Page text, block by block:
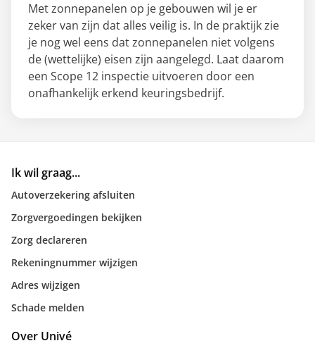
Met zonnepanelen op je gebouwen wil je er
zeker van zijn dat alles veilig is. In de praktijk zie
je nog wel eens dat zonnepanelen niet volgens
de (wettelijke) eisen zijn aangelegd. Laat daarom
een Scope 12 inspectie uitvoeren door een
onafhankelijk erkend keuringsbedrijf.
Ik wil graag...
Autoverzekering afsluiten
Zorgvergoedingen bekijken
Zorg declareren
Rekeningnummer wijzigen
Adres wijzigen
Schade melden
Over Univé